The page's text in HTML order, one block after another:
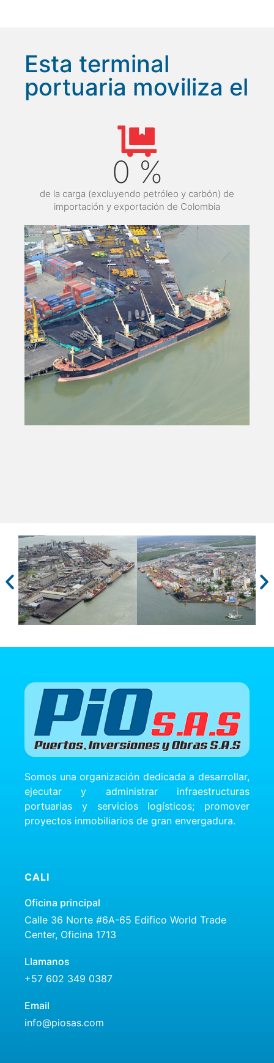
Esta terminal
portuaria moviliza el
0 %
de la carga (excluyendo petróleo y carbón) de
importación y exportación de Colombia
Somos una organización dedicada a desarrollar,
ejecutar y administrar infraestructuras
portuarias y servicios logísticos; promover
proyectos inmobiliarios de gran envergadura.
CALI
Oficina principal
Calle 36 Norte #6A-65 Edifico World Trade
Center, Oficina 1713
Llamanos
+57 602 349 0387
Email
info@piosas.com